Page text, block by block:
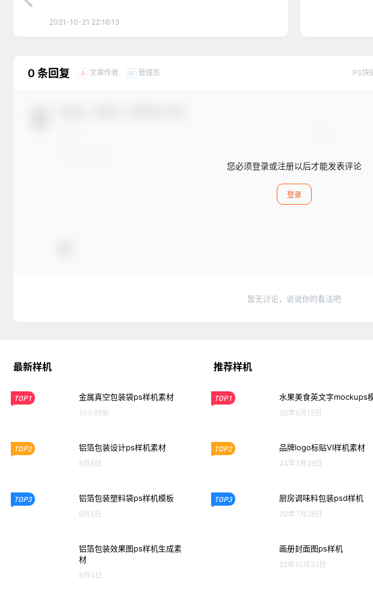
2021-10-21 22:16:13
0 条回复 A 文章作者 M 管理员 PS快
您必须登录或注册以后才能发表评论
登录
暂无讨论，说说你的看法吧
最新样机
TOP1 金属真空包装袋ps样机素材
10小时前
TOP2 铝箔包装设计ps样机素材
8月6日
TOP3 铝箔包装塑料袋ps样机模板
8月5日
铝箔包装效果图ps样机生成素
材
8月4日
推荐样机
TOP1 水果美食英文字mockups
20年5月15日
TOP2 品牌logo标贴VI样机素材
24年7月29日
TOP3 厨房调味料包装psd样机
20年7月28日
画册封面图ps样机
22年10月31日